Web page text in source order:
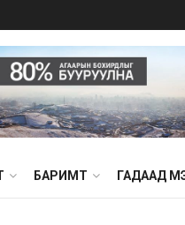
БАРИМТ ГАДААД